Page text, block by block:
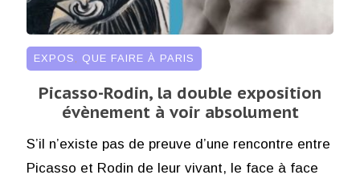
EXPOS QUE FAIRE À PARIS
Picasso-Rodin, la double exposition
évènement à voir absolument
S’il n’existe pas de preuve d’une rencontre entre
Picasso et Rodin de leur vivant, le face à face